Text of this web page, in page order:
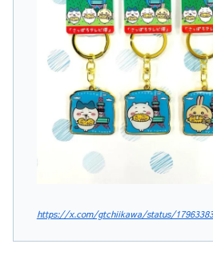
https://x.com/gtchiikawa/status/